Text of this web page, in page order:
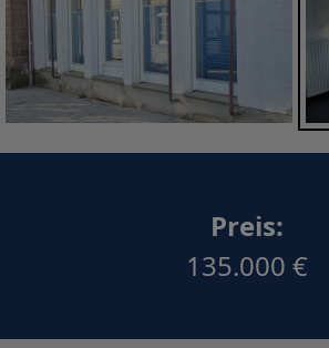
Preis:
135.000 €